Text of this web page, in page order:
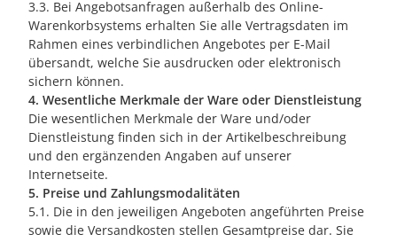
3.3. Bei Angebotsanfragen außerhalb des Online-
Warenkorbsystems erhalten Sie alle Vertragsdaten im
Rahmen eines verbindlichen Angebotes per E-Mail
übersandt, welche Sie ausdrucken oder elektronisch
sichern können.
4. Wesentliche Merkmale der Ware oder Dienstleistung
Die wesentlichen Merkmale der Ware und/oder
Dienstleistung finden sich in der Artikelbeschreibung
und den ergänzenden Angaben auf unserer
Internetseite.
5. Preise und Zahlungsmodalitäten
5.1. Die in den jeweiligen Angeboten angeführten Preise
sowie die Versandkosten stellen Gesamtpreise dar. Sie